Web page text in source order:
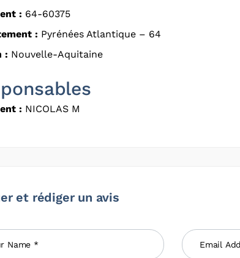
: 64-60375
: Pyrénées Atlantique – 64
: Nouvelle-Aquitaine
: NICOLAS M
et rédiger un avis